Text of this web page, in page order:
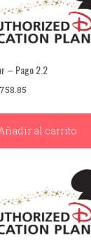
– Pago 2.2
758.85
al carrito